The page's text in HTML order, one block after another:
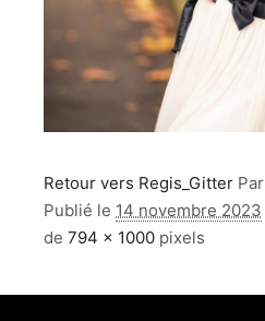
Retour vers Regis_Gitter Par
Publié le 14 novembre 2023
de 794 × 1000 pixels